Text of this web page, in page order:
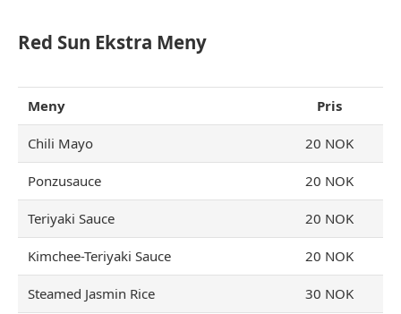
Red Sun Ekstra Meny
Meny Pris
Chili Mayo 20 NOK
Ponzusauce 20 NOK
Teriyaki Sauce 20 NOK
Kimchee-Teriyaki Sauce 20 NOK
Steamed Jasmin Rice 30 NOK